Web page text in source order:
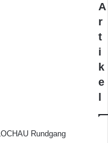
A
r
t
i
k
e